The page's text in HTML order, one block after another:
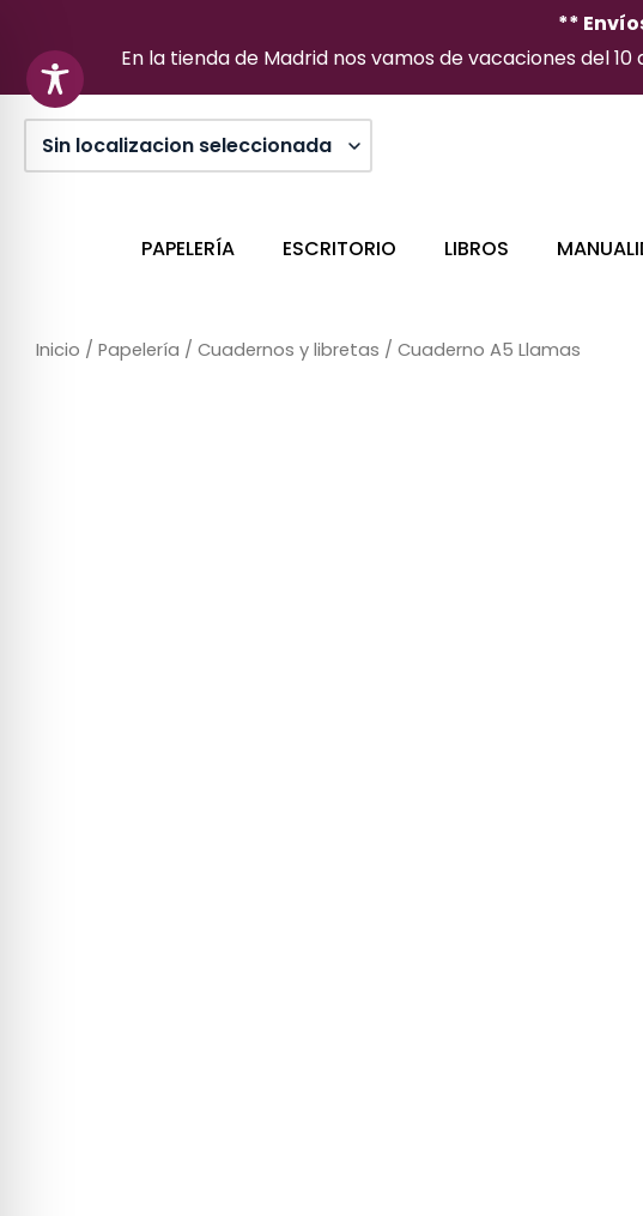
contenido
**
En la tienda de Madrid nos vamos de vacaciones del
PAPELERÍA ESCRITORIO LIBROS
Inicio / Papelería / Cuadernos y libretas / Cuaderno A5 Llamas